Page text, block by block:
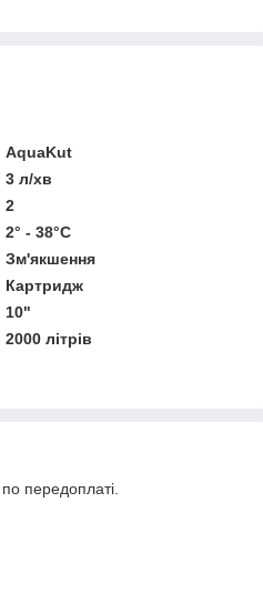
AquaKut
3 л/хв
2
2° - 38°С
Зм'якшення
Картридж
10"
2000 літрів
передоплаті.